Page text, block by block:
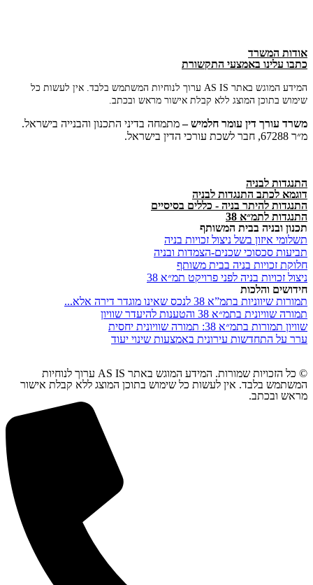
אודות המשרד
כתבו עלינו באמצעי התקשורת
המידע המוגש באתר AS IS ערוך לנוחיות המשתמש בלבד. אין לעשות כל
שימוש בתוכן המוצג ללא קבלת אישור מראש ובכתב.
משרד עורך דין עומר חלמיש –מתמחה בדיני התכנון והבנייה בישראל.
מ״ר 67288, חבר לשכת עורכי הדין בישראל.
התנגדות לבניה
דוגמא לכתב התנגדות לבניה
התנגדות להיתר בניה - כללים בסיסיים
התנגדות לתמ״א 38
תכנון ובניה בבית המשותף
תשלומי איזון בשל ניצול זכויות בניה
תביעות סכסוכי שכנים-הצמדות ובניה
חלוקת זכויות בניה בבית משותף
ניצול זכויות בניה לפני פרויקט תמ״א 38
חידושים והלכות
תמורות שיווניות בתמ”א 38 לנכס שאינו מוגדר דירה אלא...
תמורה שוויונית בתמ״א 38 והטענות להיעדר שוויון
שוויון תמורות בתמ״א 38: תמורה שוויונית יחסית
ערר על התחדשות עירונית באמצעות שינוי יעוד
© כל הזכויות שמורות. המידע המוגש באתר AS IS ערוך לנוחיות
המשתמש בלבד. אין לעשות כל שימוש בתוכן המוצג ללא קבלת אישור
מראש ובכתב.